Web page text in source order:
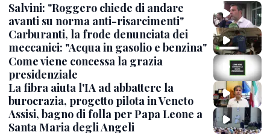
Salvini: "Roggero chiede di andare
avanti su norma anti-risarcimenti"
Carburanti, la frode denunciata dei
meccanici: "Acqua in gasolio e benzina"
Come viene concessa la grazia
presidenziale
La fibra aiuta l'IA ad abbattere la
burocrazia, progetto pilota in Veneto
Assisi, bagno di folla per Papa Leone a
Santa Maria degli Angeli